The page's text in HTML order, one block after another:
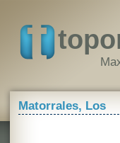
Matorrales, Los